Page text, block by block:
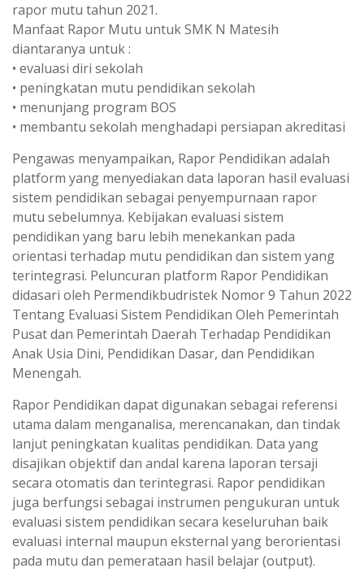
rapor mutu tahun 2021.
Manfaat Rapor Mutu untuk SMK N Matesih
diantaranya untuk :
• evaluasi diri sekolah
• peningkatan mutu pendidikan sekolah
• menunjang program BOS
• membantu sekolah menghadapi persiapan akreditasi
Pengawas menyampaikan, Rapor Pendidikan adalah
platform yang menyediakan data laporan hasil evaluasi
sistem pendidikan sebagai penyempurnaan rapor
mutu sebelumnya. Kebijakan evaluasi sistem
pendidikan yang baru lebih menekankan pada
orientasi terhadap mutu pendidikan dan sistem yang
terintegrasi. Peluncuran platform Rapor Pendidikan
didasari oleh Permendikbudristek Nomor 9 Tahun 2022
Tentang Evaluasi Sistem Pendidikan Oleh Pemerintah
Pusat dan Pemerintah Daerah Terhadap Pendidikan
Anak Usia Dini, Pendidikan Dasar, dan Pendidikan
Menengah.
Rapor Pendidikan dapat digunakan sebagai referensi
utama dalam menganalisa, merencanakan, dan tindak
lanjut peningkatan kualitas pendidikan. Data yang
disajikan objektif dan andal karena laporan tersaji
secara otomatis dan terintegrasi. Rapor pendidikan
juga berfungsi sebagai instrumen pengukuran untuk
evaluasi sistem pendidikan secara keseluruhan baik
evaluasi internal maupun eksternal yang berorientasi
pada mutu dan pemerataan hasil belajar (output).